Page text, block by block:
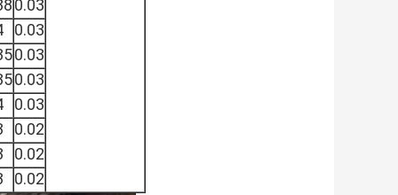
0.03
0.03
0.03
0.03
0.03
0.02
0.02
0.02